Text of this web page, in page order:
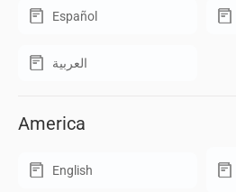
Español
العربية
America
English